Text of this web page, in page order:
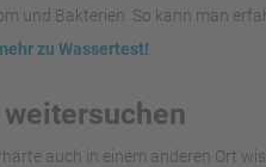
und Bakterien. So kann man
zu Wassertest!
auch in einem anderen Ort